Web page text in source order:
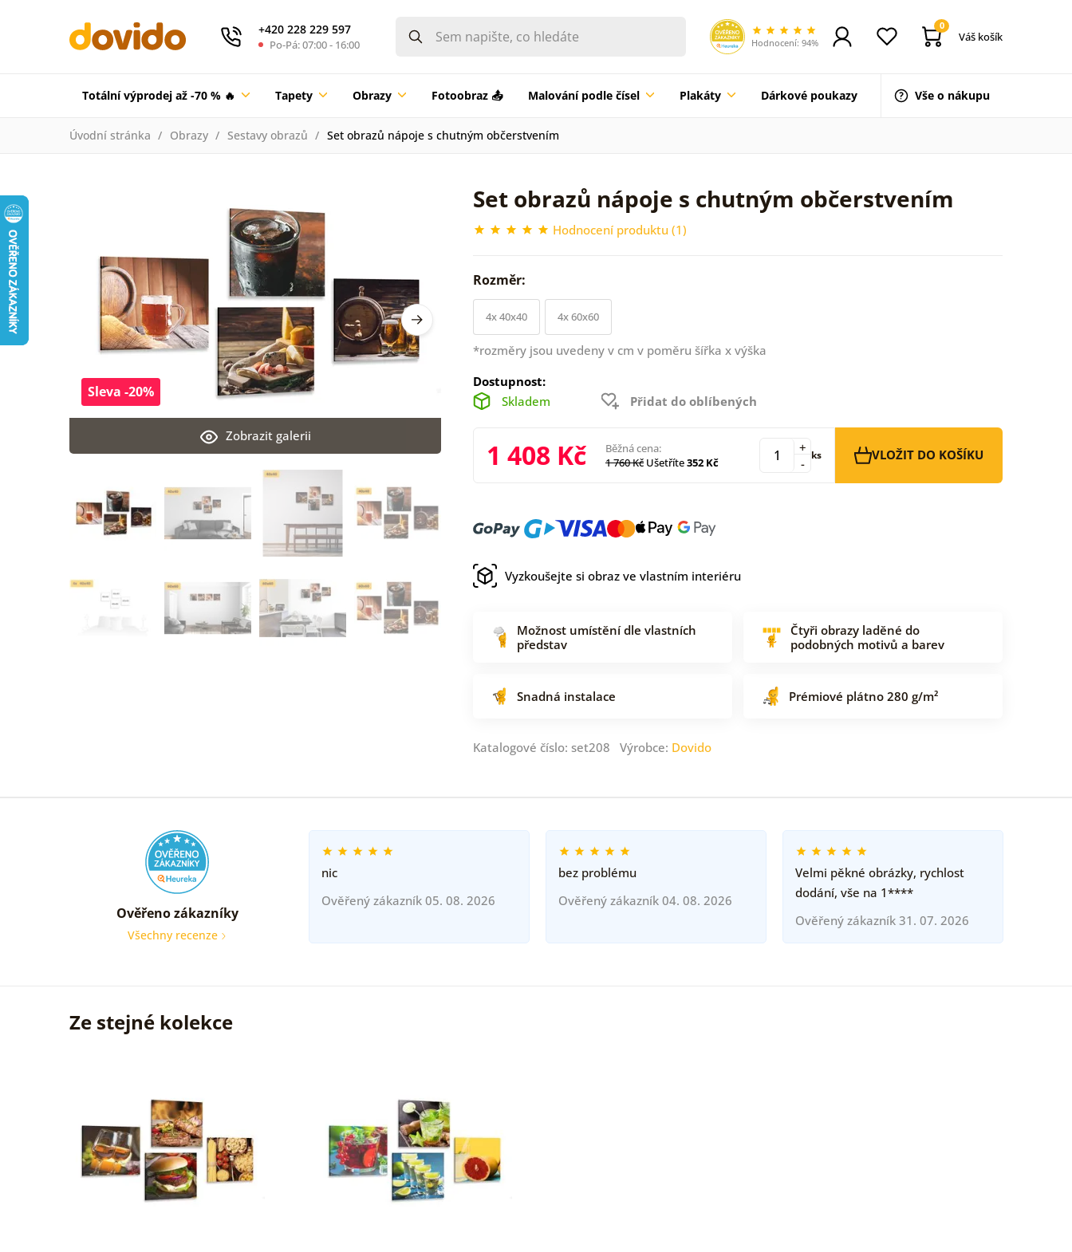
+420 228 229 597
Po-Pá: 07:00 - 16:00 Hodnocení: 94%
0
Váš košík
Totální výprodej až -70 % 🔥 Tapety Obrazy Fotoobraz 📤 Malování podle čísel Plakáty Dárkové poukazy Vše o nákupu
Úvodní stránka Obrazy Sestavy obrazů Set obrazů nápoje s chutným občerstvením
Set obrazů nápoje s chutným občerstvením
Hodnocení produktu (1)
Zobrazit galerii
Sleva -20%
Rozměr:
4x 40x40 4x 60x60
*rozměry jsou uvedeny v cm v poměru šířka x výška
Dostupnost:
Skladem
Přidat do oblíbených
1 408 Kč
Běžná cena:
1 760 Kč Ušetříte352 Kč -
+ ks VLOŽIT DO KOŠÍKU
Vyzkoušejte si obraz ve vlastním interiéru
Možnost umístění dle vlastních
představ
Čtyři obrazy laděné do
podobných motivů a barev
Snadná instalace Prémiové plátno 280 g/m²
Katalogové číslo: set208 Výrobce: Dovido
Ověřeno zákazníky
Všechny recenze
nic
Ověřený zákazník 05. 08. 2026
bez problému
Ověřený zákazník 04. 08. 2026
Velmi pěkné obrázky, rychlost
dodání, vše na 1****
Ověřený zákazník 31. 07. 2026
Ze stejné kolekce